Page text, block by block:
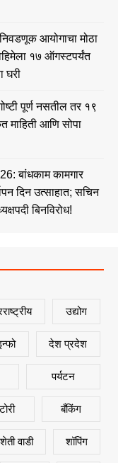
आयोगाचा मोठा
१७ ऑगस्टपर्यंत
घरी
पूर्ण नसतील तर १९
माहिती आणि सोपा
बांधकाम कामगार
दिन उत्साहात; सचिन
बिनविरोध!
उद्योग
देश प्रदेश
पर्यटन
बँकिंग
शेती वाडी शॉपिंग